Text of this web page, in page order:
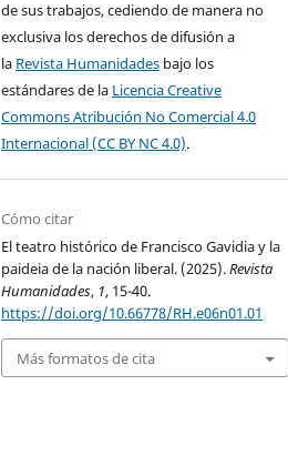
de sus trabajos, cediendo de manera no
exclusiva los derechos de difusión a
la Revista Humanidades bajo los
estándares de la Licencia Creative
Commons Atribución No Comercial 4.0
Internacional (CC BY NC 4.0).
Cómo citar
El teatro histórico de Francisco Gavidia y la
paideia de la nación liberal. (2025).Revista
Humanidades, 1, 15-40.
https://doi.org/10.66778/RH.e06n01.01
Más formatos de cita